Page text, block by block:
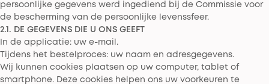
persoonlijke gegevens werd ingediend bij de Commissie voor
de bescherming van de persoonlijke levenssfeer.
2.1. DE GEGEVENS DIE U ONS GEEFT
In de applicatie: uw e-mail.
Tijdens het bestelproces: uw naam en adresgegevens.
Wij kunnen cookies plaatsen op uw computer, tablet of
smartphone. Deze cookies helpen ons uw voorkeuren te